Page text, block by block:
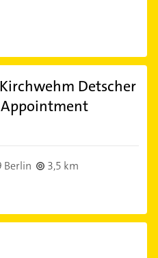
Detscher
Appointment
Berlin
3,5 km